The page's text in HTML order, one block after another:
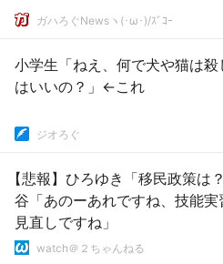
ガハろぐNewsヽ(･ω･)/ｽﾞｺｰ
小学生「ねえ、何で犬や猫は
はいいの？」←これ
ジオろぐ
【悲報】ひろゆき「移民政策は
谷「あのーあれですね、技能実
見直しですね」
watch＠２ちゃんねる